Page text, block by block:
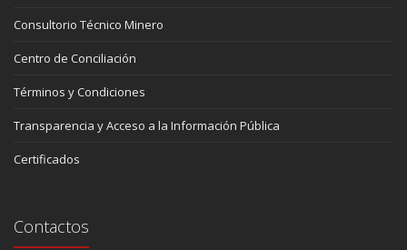
Consultorio Técnico Minero
Centro de Conciliación
Términos y Condiciones
Transparencia y Acceso a la Información Pública
Certificados
Contactos